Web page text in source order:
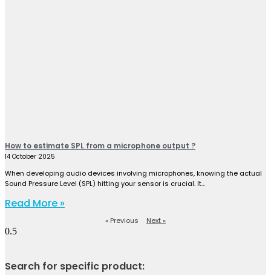
How to estimate SPL from a microphone output ?
14 October 2025
When developing audio devices involving microphones, knowing the actual
Sound Pressure Level (SPL) hitting your sensor is crucial. It…
Read More »
« Previous Next »
Search for specific product: